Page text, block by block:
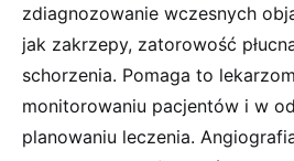
zdiagnozowanie wczesnych
jak zakrzepy, zatorowość
schorzenia. Pomaga to
monitorowaniu pacjentów i w
planowaniu leczenia.